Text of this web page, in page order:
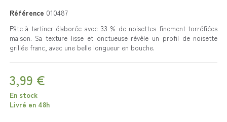
Référence 010487
Pâte à tartiner élaborée avec 33 % de noisettes finement torréfiées
maison. Sa texture lisse et onctueuse révèle un profil de noisette
grillée franc, avec une belle longueur en bouche.
3,99 €
En stock
Livré en 48h